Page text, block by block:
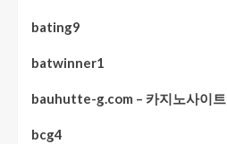
bating9
batwinner1
bauhutte-g.com – 카지노사이트
bcg4